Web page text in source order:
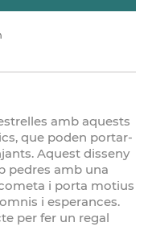
amb aquests
que poden portar-
Aquest disseny
pedres amb una
i porta motius
i esperances.
per fer un regal